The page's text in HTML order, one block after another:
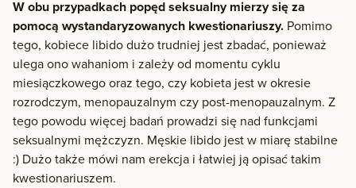
W obu przypadkach popęd seksualny mierzy się za
pomocą wystandaryzowanych kwestionariuszy. Pomimo
tego, kobiece libido dużo trudniej jest zbadać, ponieważ
ulega ono wahaniom i zależy od momentu cyklu
miesiączkowego oraz tego, czy kobieta jest w okresie
rozrodczym, menopauzalnym czy post-menopauzalnym. Z
tego powodu więcej badań prowadzi się nad funkcjami
seksualnymi mężczyzn. Męskie libido jest w miarę stabilne
:) Dużo także mówi nam erekcja i łatwiej ją opisać takim
kwestionariuszem.